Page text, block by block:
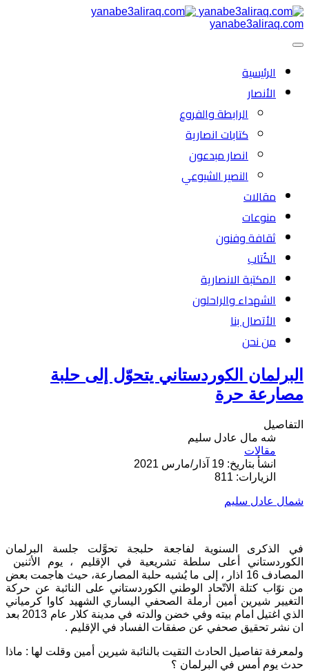
yanabe3aliraq.com
الرئیسية
الأنصار
الرابطة والفروع
كتابات انصارية
انصار مبدعون
النصیر الشیوعي
مقالات
منوعات
ثقافة وفنون
الكُتاب
المكتبة الانصارية
الشهداء والراحلون
الأتصال بنا
من نحن
البرلمان الكوردستاني يتحوّل إلى حلبة
مصارعة حرة
التفاصيل
شه مال عادل سليم
مقالات
انشأ بتاريخ: 19 آذار/مارس 2021
الزيارات: 811
شمال عادل سليم
في الذكرى السنوية لفاجعة حلبجة تحوَّلت جلسة البرلمان
الكوردستاني أعلى سلطة تشريعية في الإقليم ، يوم الأثنين
المصادف 16 اذار ، إلى ما يُشبه حلبة المصارعة، حيث هاجمت بعض
من نوّاب كتلة الاتّحاد الوطني الكوردستاني على النائبة عن حركة
التغيير شيرين أمين أرملة الصحفي اليساري الشهيد كاوا كرمياني
الذي اغتيل امام بيته وفي خضن والدته في مدينة كلار عام 2013 بعد
ان نشر تحقيق صحفي عن صفقات الفساد في الإقليم .
ولمعرفة تفاصيل الحادث التقيت بالنائبة شيرين أمين وقلت لها : ماذا
حدث يوم أمس في البرلمان ؟